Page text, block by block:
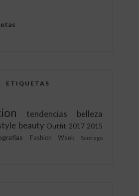
ETIQUETAS
tendencias
belleza
beauty Outfit 2017 2015
Fashion Week
Santiago